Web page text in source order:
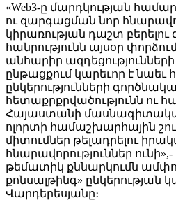
«Web3-ը մարդկության
ու զարգացման նոր
կիրառության դաշտ
հանրությունն այսօր
անհարիր
ընթացքում կարեւոր է նաեւ
ընկերությունների
հետաքրքրվածությունն ու
Հայաստանի
ոլորտի համաշխարհային
միտումներ թելադրելու
հնարավորություններ ունի»,-
թեմատիկ քննարկումն
քոնսալթինգ» ընկերության
Վարդերեսյանը։